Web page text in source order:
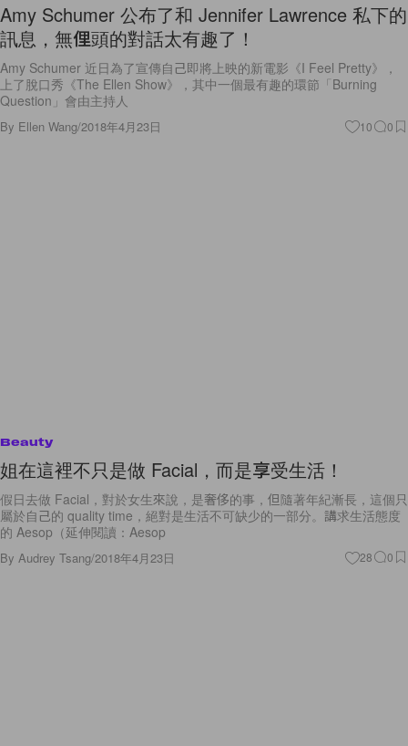
Amy Schumer 公布了和 Jennifer Lawrence 私下的
訊息，無俚頭的對話太有趣了！
Amy Schumer 近日為了宣傳自己即將上映的新電影《I Feel Pretty》，
上了脫口秀《The Ellen Show》，其中一個最有趣的環節「Burning
Question」會由主持人
By Ellen Wang/2018年4月23日 10 0
Beauty
姐在這裡不只是做 Facial，而是享受生活！
假日去做 Facial，對於女生來說，是奢侈的事，但隨著年紀漸長，這個只
屬於自己的 quality time，絕對是生活不可缺少的一部分。講求生活態度
的 Aesop（延伸閱讀：Aesop
By Audrey Tsang/2018年4月23日 28 0